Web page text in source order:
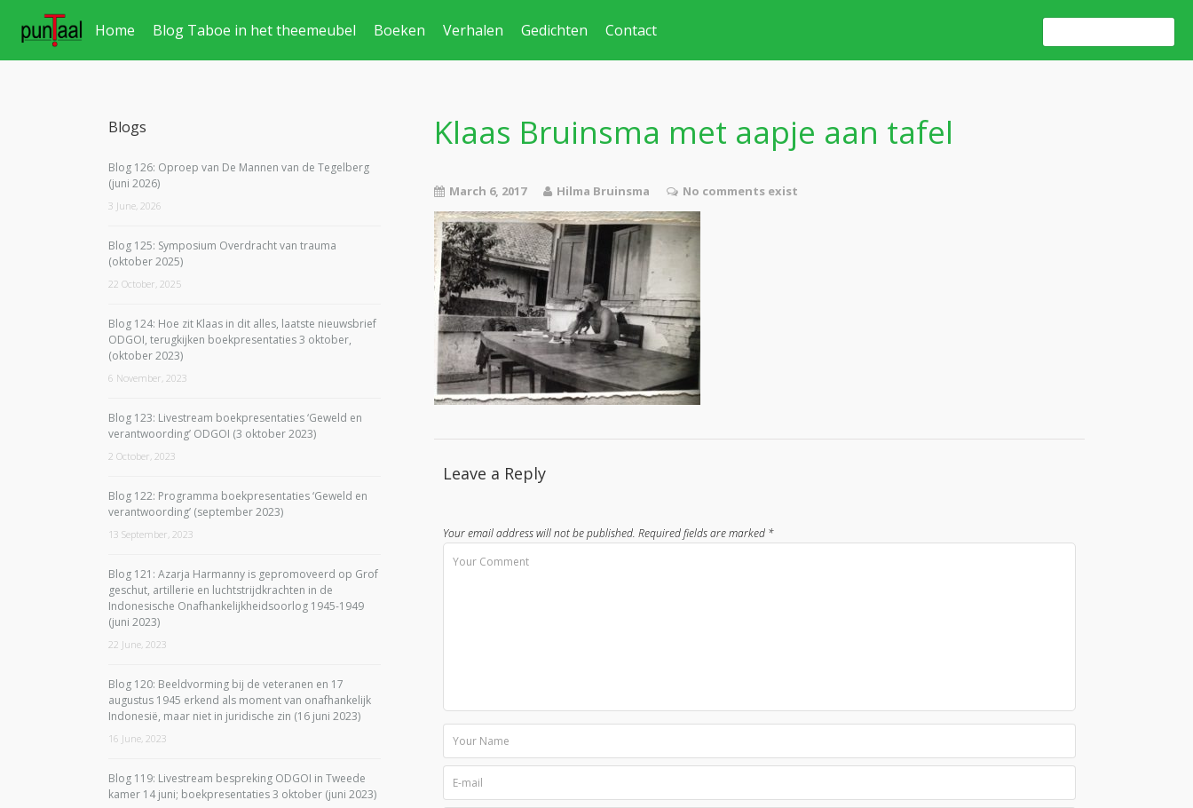
Home Blog Taboe in het theemeubel Boeken Verhalen Gedichten Contact
Klaas Bruinsma met aapje aan tafel
March 6, 2017 Hilma Bruinsma No comments exist
Leave a Reply
Your email address will not be published. Required fields are marked *
Blogs
Blog 126: Oproep van De Mannen van de Tegelberg
(juni 2026)
3 June, 2026
Blog 125: Symposium Overdracht van trauma
(oktober 2025)
22 October, 2025
Blog 124: Hoe zit Klaas in dit alles, laatste nieuwsbrief
ODGOI, terugkijken boekpresentaties 3 oktober,
(oktober 2023)
6 November, 2023
Blog 123: Livestream boekpresentaties ‘Geweld en
verantwoording’ ODGOI (3 oktober 2023)
2 October, 2023
Blog 122: Programma boekpresentaties ‘Geweld en
verantwoording’ (september 2023)
13 September, 2023
Blog 121: Azarja Harmanny is gepromoveerd op Grof
geschut, artillerie en luchtstrijdkrachten in de
Indonesische Onafhankelijkheidsoorlog 1945-1949
(juni 2023)
22 June, 2023
Blog 120: Beeldvorming bij de veteranen en 17
augustus 1945 erkend als moment van onafhankelijk
Indonesië, maar niet in juridische zin (16 juni 2023)
16 June, 2023
Blog 119: Livestream bespreking ODGOI in Tweede
kamer 14 juni; boekpresentaties 3 oktober (juni 2023)